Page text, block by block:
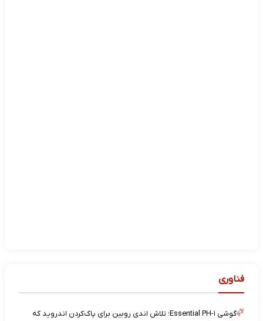
فناوری
گوشی Essential PH-۱؛ تلاش اندی روبین برای پاک‌کردن اندروید که